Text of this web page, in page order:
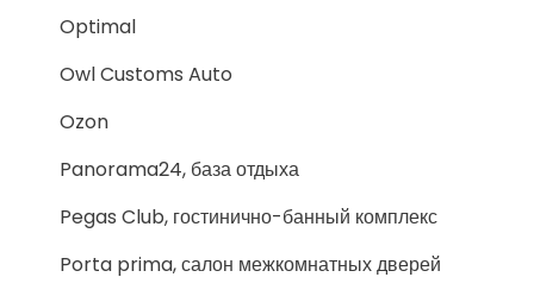
Optimal
Owl Customs Auto
Ozon
Panorama24, база отдыха
Pegas Club, гостинично-банный комплекс
Porta prima, салон межкомнатных дверей